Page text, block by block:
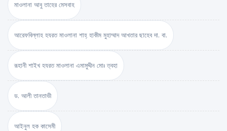
মাওলানা আবু তাহের মেসবাহ
আরেফবিল্লাহ হযরত মাওলানা শাহ্ হাকীম মুহাম্মাদ আখতার ছাহেব দা. বা.
রূহানী শাইখ হযরত মাওলানা এমামুদ্দীন মোঃ ত্বহা
ড. আলী তানতাভী
আইনুল হক কাসেমী